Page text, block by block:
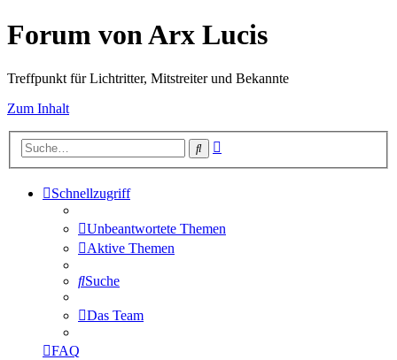
Forum von Arx Lucis
Treffpunkt für Lichtritter, Mitstreiter und Bekannte
Zum Inhalt
Suche
Schnellzugriff
Unbeantwortete Themen
Aktive Themen
Suche
Das Team
FAQ